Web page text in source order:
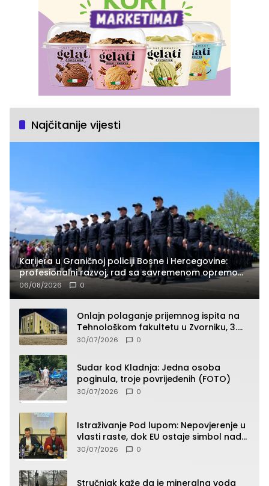
Najčitanije vijesti
Karijera u Graničnoj policiji Bosne i Hercegovine:
profesionalni razvoj, rad sa savremenom opremom
i služba građanima
06/08/2026 0
Onlajn polaganje prijemnog ispita na
Tehnološkom fakultetu u Zvorniku, 3.
septembra u 9.00 časova
30/07/2026 0
Sudar kod Kladnja: Jedna osoba
poginula, troje povrijeđenih (FOTO)
30/07/2026 0
Istraživanje Pod lupom: Nepovjerenje u
vlasti raste, dok EU ostaje simbol nade
građana
30/07/2026 0
Stručnjak kaže da je mineralna voda